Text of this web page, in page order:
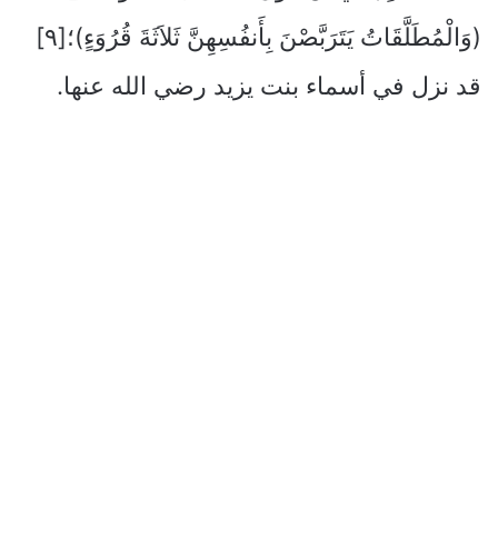
(وَالْمُطَلَّقَاتُ يَتَرَبَّصْنَ بِأَنفُسِهِنَّ ثَلاَثَةَ قُرُوَءٍ)؛[٩]
قد نزل في أسماء بنت يزيد رضي الله عنها.